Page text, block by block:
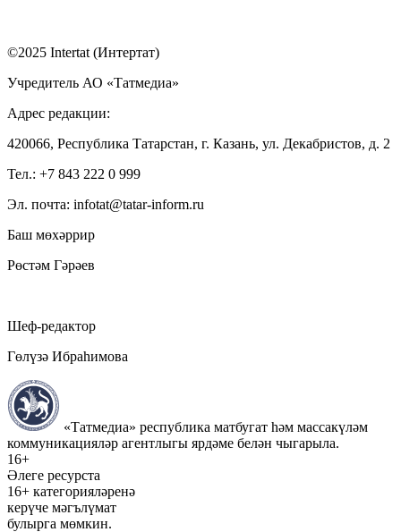
©2025 Intertat (Интертат)
Учредитель АО «Татмедиа»
Адрес редакции:
420066, Республика Татарстан, г. Казань, ул. Декабристов, д. 2
Тел.: +7 843 222 0 999
Эл. почта: infotat@tatar-inform.ru
Баш мөхәррир
Рөстәм Гәрәев
Шеф-редактор
Гөлүзә Ибраһимова
«Татмедиа» республика матбугат һәм массакүләм
коммуникацияләр агентлыгы ярдәме белән чыгарыла.
16+
Әлеге ресурста
16+ категорияләренә
керүче мәгълүмат
булырга мөмкин.